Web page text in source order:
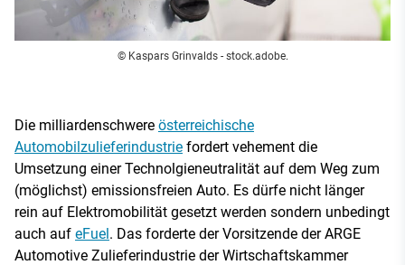
© Kaspars Grinvalds - stock.adobe.
Die milliardenschwere österreichische
Automobilzulieferindustrie fordert vehement die
Umsetzung einer Technolgieneutralität auf dem Weg zum
(möglichst) emissionsfreien Auto. Es dürfe nicht länger
rein auf Elektromobilität gesetzt werden sondern unbedingt
auch auf eFuel. Das forderte der Vorsitzende der ARGE
Automotive Zulieferindustrie der Wirtschaftskammer